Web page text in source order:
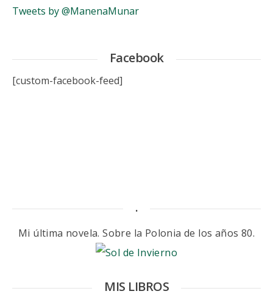
Tweets by @ManenaMunar
Facebook
[custom-facebook-feed]
.
Mi última novela. Sobre la Polonia de los años 80.
MIS LIBROS